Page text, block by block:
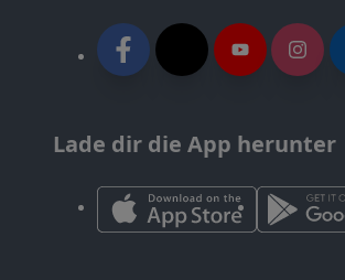
Lade dir die App herunter